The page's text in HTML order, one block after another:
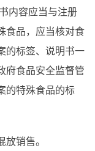
内容应当与注册
食品，应当核对食
的标签、说明书一
府食品安全监督管
的特殊食品的标
销售。